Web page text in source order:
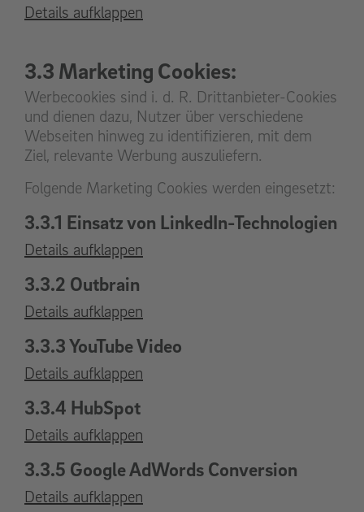
Details aufklappen
3.3 Marketing Cookies:
Werbecookies sind i. d. R. Drittanbieter-Cookies
und dienen dazu, Nutzer über verschiedene
Webseiten hinweg zu identifizieren, mit dem
Ziel, relevante Werbung auszuliefern.
Folgende Marketing Cookies werden eingesetzt:
3.3.1 Einsatz von LinkedIn-Technologien
Details aufklappen
3.3.2 Outbrain
Details aufklappen
3.3.3 YouTube Video
Details aufklappen
3.3.4 HubSpot
Details aufklappen
3.3.5 Google AdWords Conversion
Details aufklappen